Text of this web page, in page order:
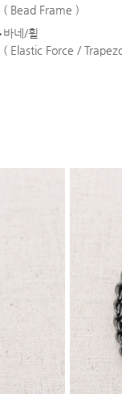
( Bead Frame )
바네/휠
( Elastic Force /